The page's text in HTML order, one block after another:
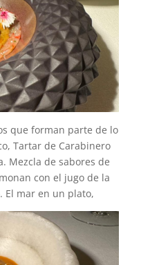
que forman parte de lo
Tartar de Carabinero
Mezcla de sabores de
con el jugo de la
El mar en un plato,